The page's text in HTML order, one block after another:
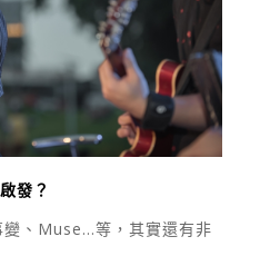
發？
、Muse…等，其實還有非